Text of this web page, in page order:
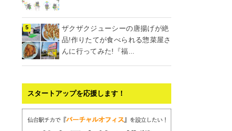
ザクザクジューシーの唐揚げが絶
品!作りたてが食べられる惣菜屋さ
んに行ってみた!『福...
スタートアップを応援します！